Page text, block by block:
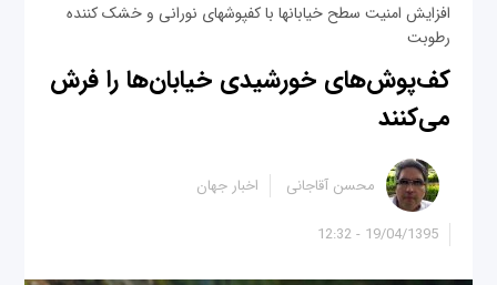
افزایش امنیت سطح خیابان‎ها با کفپوش‎های نورانی و خشک کننده
رطوبت
کف‌پوش‌های خورشیدی خیابان‌ها را فرش
می‌کنند
19/04/1395 - 12:32
محسن آقاجانی اخبار جهان